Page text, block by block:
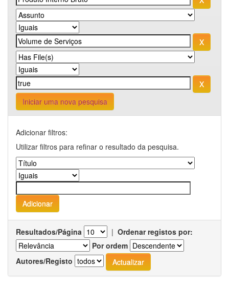
Iniciar uma nova pesquisa
Adicionar filtros:
Utilizar filtros para refinar o resultado da pesquisa.
Resultados/Página | Ordenar registos por:
Por ordem
Autores/Registo